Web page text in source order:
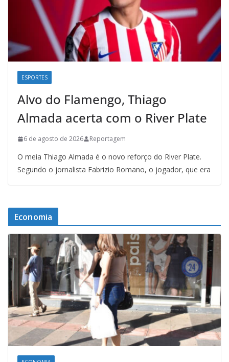
ESPORTES
Alvo do Flamengo, Thiago
Almada acerta com o River Plate
6 de agosto de 2026 Reportagem
O meia Thiago Almada é o novo reforço do River Plate.
Segundo o jornalista Fabrizio Romano, o jogador, que era
Economia